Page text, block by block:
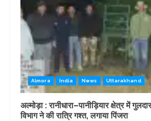
Almora India News Uttarakhand
अल्मोड़ा : रानीधारा–पानीड़ियार क्षेत्र में
विभाग ने की रात्रि गश्त, लगाया पिंजरा